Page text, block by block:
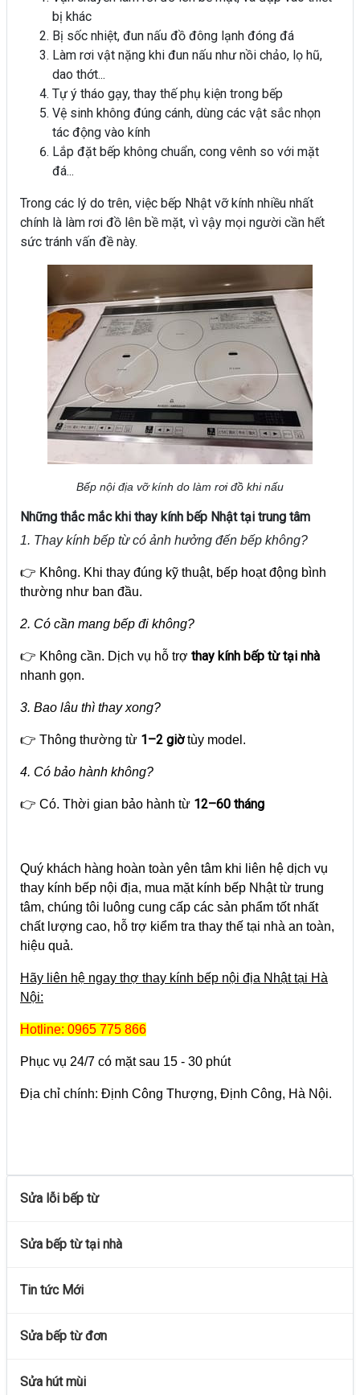
bị khác
Bị sốc nhiệt, đun nấu đồ đông lạnh đóng đá
Làm rơi vật nặng khi đun nấu như nồi chảo, lọ hũ,
dao thớt...
Tự ý tháo gạy, thay thế phụ kiện trong bếp
Vệ sinh không đúng cánh, dùng các vật sắc nhọn
tác động vào kính
Lắp đặt bếp không chuẩn, cong vênh so với mặt
đá...
Trong các lý do trên, việc bếp Nhật vỡ kính nhiều nhất
chính là làm rơi đồ lên bề mặt, vì vậy mọi người cần hết
sức tránh vấn đề này.
Bếp nội địa vỡ kính do làm rơi đồ khi nấu
Những thắc mắc khi thay kính bếp Nhật tại trung tâm
1. Thay kính bếp từ có ảnh hưởng đến bếp không?
👉 Không. Khi thay đúng kỹ thuật, bếp hoạt động bình
thường như ban đầu.
2. Có cần mang bếp đi không?
👉 Không cần. Dịch vụ hỗ trợ thay kính bếp từ tại nhà
nhanh gọn.
3. Bao lâu thì thay xong?
👉 Thông thường từ 1–2 giờtùy model.
4. Có bảo hành không?
👉 Có. Thời gian bảo hành từ 12–60 tháng
Quý khách hàng hoàn toàn yên tâm khi liên hệ dịch vụ
thay kính bếp nội địa, mua mặt kính bếp Nhật từ trung
tâm, chúng tôi luông cung cấp các sản phẩm tốt nhất
chất lượng cao, hỗ trợ kiểm tra thay thế tại nhà an toàn,
hiệu quả.
Hãy liên hệ ngay thợ thay kính bếp nội địa Nhật tại Hà
Nội:
Hotline: 0965 775 866
Phục vụ 24/7 có mặt sau 15 - 30 phút
Địa chỉ chính: Định Công Thượng, Định Công, Hà Nội.
Sửa lỗi bếp từ
Sửa bếp từ tại nhà
Tin tức Mới
Sửa bếp từ đơn
Sửa hút mùi